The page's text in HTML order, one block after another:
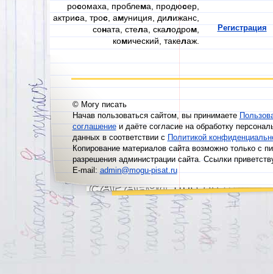
росомаха, проблема, продюсер,
актриса, трос, амуниция, дилижанс,
соната, стела, скалодром,
комический, такелаж.
Регистрация
© Могу писать
Начав пользоваться сайтом, вы принимаете
соглашениеи даёте согласие на обработку
данных в соответствии сПолитикой
Копирование материалов сайта возможно только с
разрешения администрации сайта. Ссылки
E-mail:admin@mogu-pisat.ru